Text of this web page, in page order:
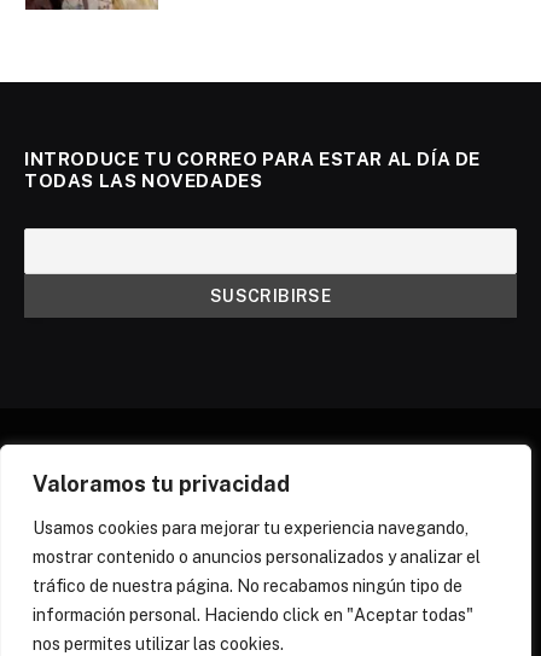
Valoramos tu privacidad
Usamos cookies para mejorar tu experiencia navegando,
mostrar contenido o anuncios personalizados y analizar el
tráfico de nuestra página. No recabamos ningún tipo de
información personal. Haciendo click en "Aceptar todas"
nos permites utilizar las cookies.
INTRODUCE TU CORREO PARA ESTAR AL DÍA DE
TODAS LAS NOVEDADES
(Twitter)
¿QUIÉNES SOMOS? NEWSLETTER
POLÍTICA DE COOKIES POLÍTICA DE PRIVACIDAD
PREGUNTAS FRECUENTES